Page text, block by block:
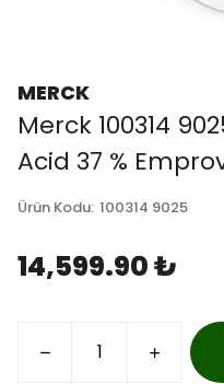
MERCK
Merck 100314
Acid 37 %
Ürün Kodu: 100314 9025
14,599.90 ₺